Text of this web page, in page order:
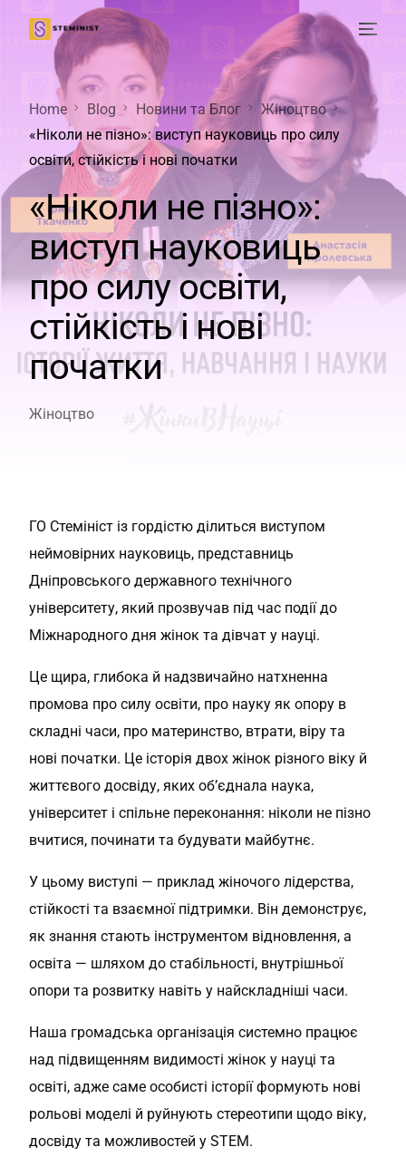
Home Blog Новини та Блог
Жіноцтво
«Ніколи не пізно»: виступ науковиць про силу
освіти, стійкість і нові початки
«Ніколи не пізно»:
виступ науковиць
про силу освіти,
стійкість і нові
початки
Жіноцтво
ГО Стемініст із гордістю ділиться виступом
неймовірних науковиць, представниць
Дніпровського державного технічного
університету, який прозвучав під час події до
Міжнародного дня жінок та дівчат у науці.
Це щира, глибока й надзвичайно натхненна
промова про силу освіти, про науку як опору в
складні часи, про материнство, втрати, віру та
нові початки. Це історія двох жінок різного віку й
життєвого досвіду, яких об’єднала наука,
університет і спільне переконання: ніколи не пізно
вчитися, починати та будувати майбутнє.
У цьому виступі — приклад жіночого лідерства,
стійкості та взаємної підтримки. Він демонструє,
як знання стають інструментом відновлення, а
освіта — шляхом до стабільності, внутрішньої
опори та розвитку навіть у найскладніші часи.
Наша громадська організація системно працює
над підвищенням видимості жінок у науці та
освіті, адже саме особисті історії формують нові
рольові моделі й руйнують стереотипи щодо віку,
досвіду та можливостей у STEM.